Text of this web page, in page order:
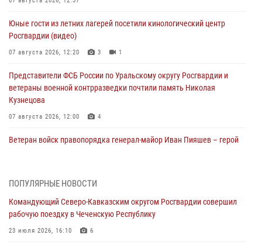
Юные гости из летних лагерей посетили кинологический центр
Росгвардии (видео)
07 августа 2026, 12:20 3 1
Представители ФСБ России по Уральскому округу Росгвардии и
ветераны военной контрразведки почтили память Николая
Кузнецова
07 августа 2026, 12:00 4
Ветеран войск правопорядка генерал-майор Иван Пияшев – герой
Смольного собора в Санкт-Петербурге (видео)
07 августа 2026, 11:34
ПОПУЛЯРНЫЕ НОВОСТИ
Командующий Северо-Кавказским округом Росгвардии совершил
рабочую поездку в Чеченскую Республику
23 июля 2026, 16:10 6